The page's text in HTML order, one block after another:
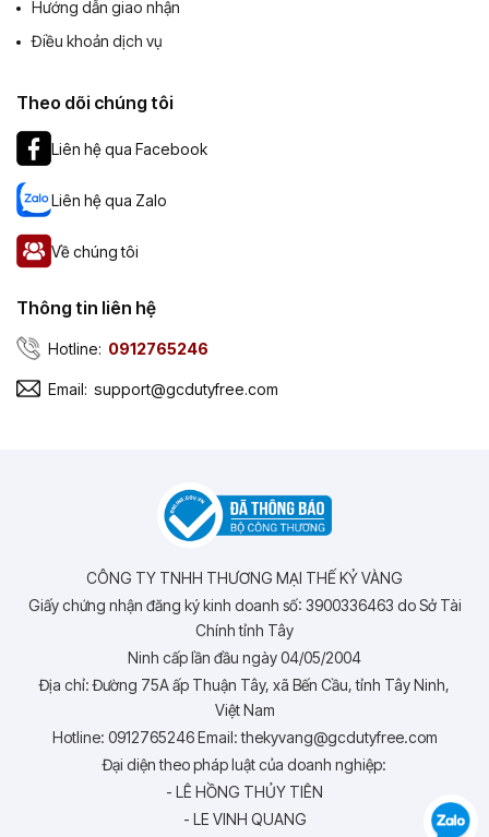
Hướng dẫn giao nhận
Điều khoản dịch vụ
Theo dõi chúng tôi
Liên hệ qua Facebook
Liên hệ qua Zalo
Về chúng tôi
Thông tin liên hệ
Hotline: 0912765246
Email: support@gcdutyfree.com
CÔNG TY TNHH THƯƠNG MẠI THẾ KỶ VÀNG
Giấy chứng nhận đăng ký kinh doanh số: 3900336463 do Sở Tài
Chính tỉnh Tây
Ninh cấp lần đầu ngày 04/05/2004
Địa chỉ: Đường 75A ấp Thuận Tây, xã Bến Cầu, tỉnh Tây Ninh,
Việt Nam
Hotline: 0912765246 Email: thekyvang@gcdutyfree.com
Đại diện theo pháp luật của doanh nghiệp:
- LÊ HỒNG THỦY TIÊN
- LE VINH QUANG